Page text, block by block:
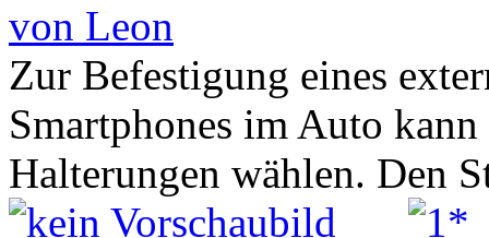
von Leon
Zur Befestigung eines
Smartphones im Auto
Halterungen wählen. Den